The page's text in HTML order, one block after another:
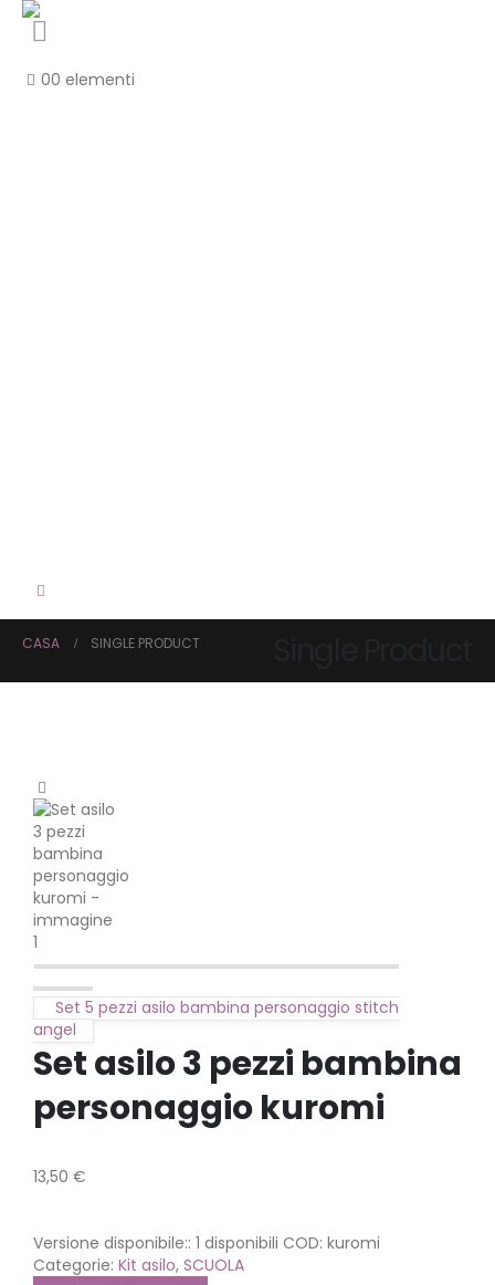
00 elementi
CASA SINGLE PRODUCT
Set 5 pezzi asilo bambina personaggio stitch
angel
Set asilo 3 pezzi bambina
personaggio kuromi
13,50 €
Versione disponibile:: 1 disponibili COD: kuromi
Categorie: Kit asilo, SCUOLA